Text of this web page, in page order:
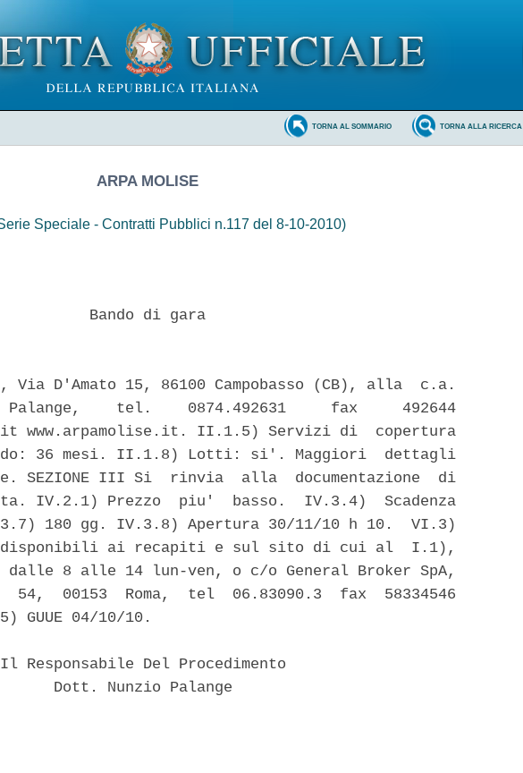
TORNA ALLA RICERCA
TORNA AL SOMMARIO
ARPA MOLISE
Speciale - Contratti Pubblici n.117 del 8-10-2010)
Bando di gara
Via D'Amato 15, 86100 Campobasso (CB), alla  c.a.
tel.    0874.492631     fax     492644
www.arpamolise.it. II.1.5) Servizi di  copertura
36 mesi. II.1.8) Lotti: si'. Maggiori  dettagli
SEZIONE III Si  rinvia  alla  documentazione  di
IV.2.1) Prezzo  piu'  basso.  IV.3.4)  Scadenza
180 gg. IV.3.8) Apertura 30/11/10 h 10.  VI.3)
disponibili ai recapiti e sul sito di cui al  I.1),
8 alle 14 lun-ven, o c/o General Broker SpA,
54,  00153  Roma,  tel  06.83090.3  fax  58334546
GUUE 04/10/10.
Responsabile Del Procedimento
Dott. Nunzio Palange